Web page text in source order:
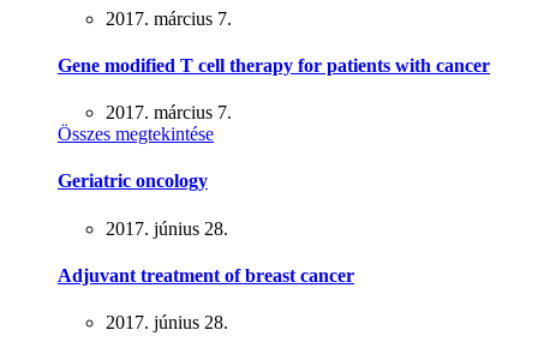
2017. március 7.
Gene modified T cell therapy for patients with cancer
2017. március 7.
Összes megtekintése
Geriatric oncology
2017. június 28.
Adjuvant treatment of breast cancer
2017. június 28.